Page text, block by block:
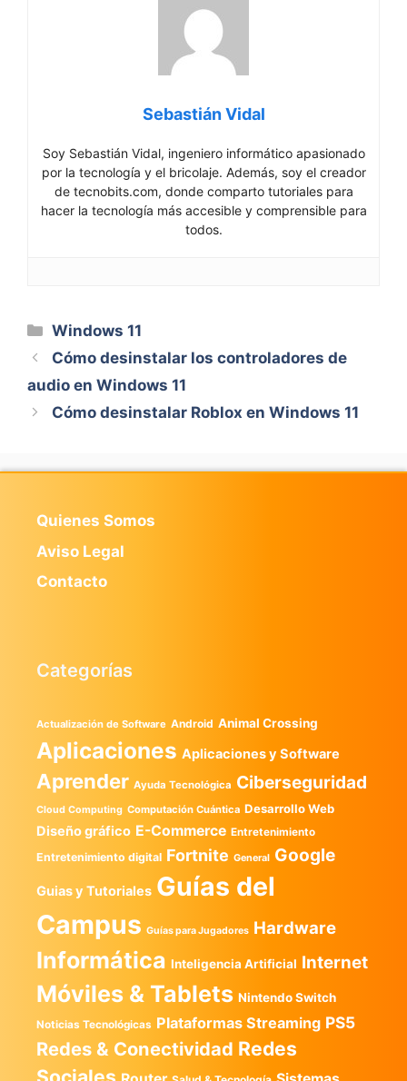
Sebastián Vidal
Soy Sebastián Vidal, ingeniero informático apasionado
por la tecnología y el bricolaje. Además, soy el creador
de tecnobits.com, donde comparto tutoriales para
hacer la tecnología más accesible y comprensible para
todos.
Categorías
Windows 11
Cómo desinstalar los controladores de
audio en Windows 11
Cómo desinstalar Roblox en Windows 11
Quienes Somos
Aviso Legal
Contacto
Categorías
Actualización de Software Android Animal Crossing
Aplicaciones Aplicaciones y Software
Aprender Ayuda Tecnológica Ciberseguridad
Cloud Computing Computación Cuántica Desarrollo Web
Diseño gráfico E-Commerce Entretenimiento
Entretenimiento digital Fortnite General Google
Guias y Tutoriales Guías del
Campus Guías para Jugadores Hardware
Informática Inteligencia Artificial Internet
Móviles & Tablets Nintendo Switch
Noticias Tecnológicas Plataformas Streaming PS5
Redes & Conectividad Redes